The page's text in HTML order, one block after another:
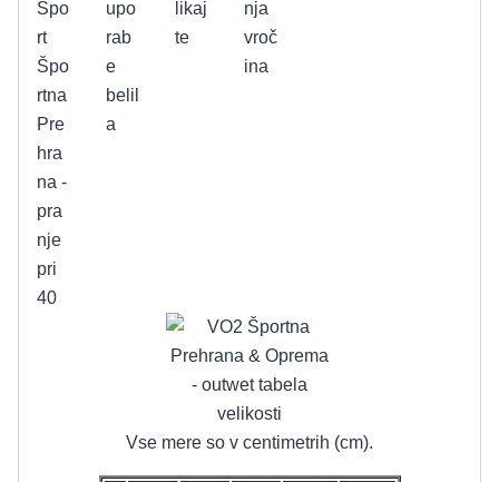
Vse mere so v centimetrih (cm).